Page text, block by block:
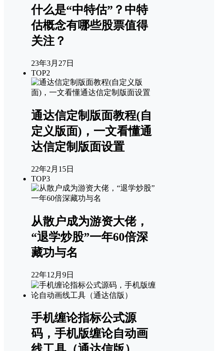
什么是“中特估”？中特
估概念有哪些股票值得
关注？
23年3月27日
TOP2
通达信定制版面教程(自
定义版面)，一文看懂通
达信定制版面设置
22年2月15日
TOP3
从散户成为游资大佬，
“退学炒股”一年60倍深
藏功与名
22年12月9日
手机缠论指标公式源
码，手机版缠论自动画